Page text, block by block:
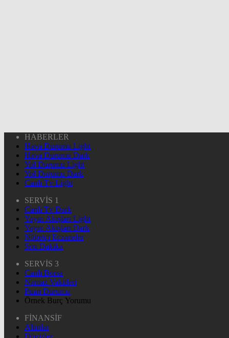
HABERLER
Hava Durumu Light
Hava Durumu Dark
Yol Durumu Light
Yol Durumu Dark
Canlı Tv Light
SERVİS 1
Canlı Tv Dark
Yayın Akışları Light
Yayın Akışları Dark
Nöbetçi Eczaneler
Son Dakika
SERVİS 3
Canlı Borsa
Namaz Vakitleri
Puan Durumu
Örnek Burç Yorumu
FİNANSİF
Altınlar
Dövizler